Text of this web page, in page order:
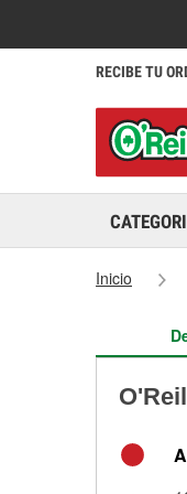
RECIBE TU
Inicio